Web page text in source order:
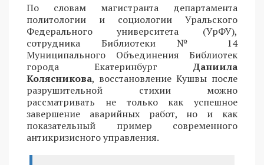
По словам магистранта департамента
политологии и социологии Уральского
Федерального университета (УрФУ),
сотрудника Библиотеки № 14
Муниципального Объединения Библиотек
города Екатеринбург Даниила
Колясникова, восстановление Кушвы после
разрушительной стихии можно
рассматривать не только как успешное
завершение аварийных работ, но и как
показательный пример современного
антикризисного управления.